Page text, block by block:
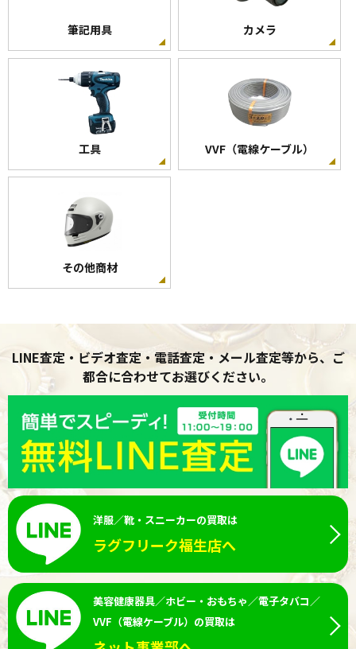
筆記用具 カメラ
工具 VVF（電線ケーブル）
その他商材
LINE査定・ビデオ査定・電話査定・メール査定等から、ご
都合に合わせてお選びください。
洋服／靴・スニーカーの買取は
ラグフリーク福生店へ
美容健康器具／ホビー・おもちゃ／電子タバコ／
VVF（電線ケーブル）の買取は